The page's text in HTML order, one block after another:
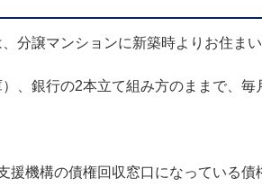
分譲マンションに新築時よりお住まい
、銀行の2本立て組み方のままで、毎
機構の債権回収窓口になっている